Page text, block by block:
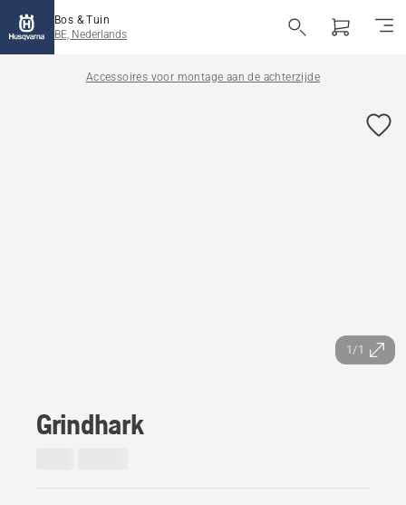
Bos & Tuin
BE, Nederlands
Accessoires voor montage aan de achterzijde
1/1
Grindhark